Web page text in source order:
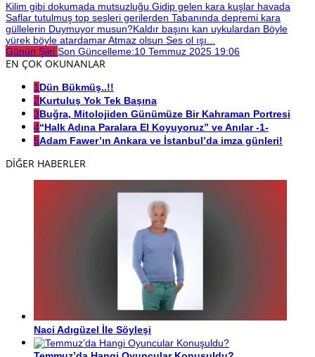
Kilim gibi dokumada mutsuzluğu Gidip gelen kara kuşlar havada
Saflar tutulmuş top sesleri gerilerden Tabanında depremi kara
güllelerin Duymuyor musun?Kaldır başını kan uykulardan Böyle
yürek böyle atardamar Atmaz olsun Ses ol ışı...
Günün Şiiri Son Güncelleme:10 Temmuz 2025 19:06
EN ÇOK OKUNANLAR
1Dün Bükmüş..!!
2Kurtuluş Yok Tek Başına
3Buğra, Mitolojiden Günümüze Bir Kahraman Portresi
4“Halk Adına Paralara El Koyuyoruz” ve Anılar -1-
5Adam Fawer’ın Ankara ve İstanbul’da imza günleri!
DİĞER HABERLER
Naci Adıgüzel İle Söyleşi